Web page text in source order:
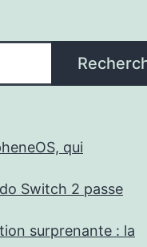
qui
Switch 2 passe
surprenante : la